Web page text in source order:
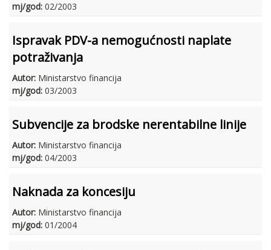
mj/god: 02/2003
Ispravak PDV-a nemogućnosti naplate
potraživanja
Autor: Ministarstvo financija
mj/god: 03/2003
Subvencije za brodske nerentabilne linije
Autor: Ministarstvo financija
mj/god: 04/2003
Naknada za koncesiju
Autor: Ministarstvo financija
mj/god: 01/2004